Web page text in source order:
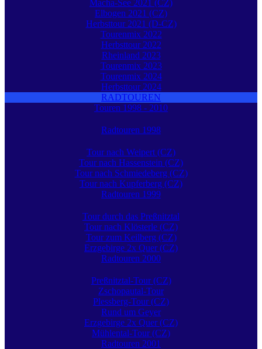
Macha-See 2021 (CZ)
Elbogen 2021 (CZ)
Herbsttour 2021 (D-CZ)
Tourenmix 2022
Herbsttour 2022
Rheinland 2023
Tourenmix 2023
Tourenmix 2024
Herbsttour 2024
RADTOUREN
Touren 1998 - 2010
Radtouren 1998
Tour nach Weipert (CZ)
Tour nach Hassenstein (CZ)
Tour nach Schmiedeberg (CZ)
Tour nach Kupferberg (CZ)
Radtouren 1999
Tour durch das Preßnitztal
Tour nach Klösterle (CZ)
Tour zum Keilberg (CZ)
Erzgebirge 2x Quer (CZ)
Radtouren 2000
Preßnitztal-Tour (CZ)
Zschopautal-Tour
Plessberg-Tour (CZ)
Rund um Geyer
Erzgebirge 2x Quer (CZ)
Mühlental-Tour (CZ)
Radtouren 2001